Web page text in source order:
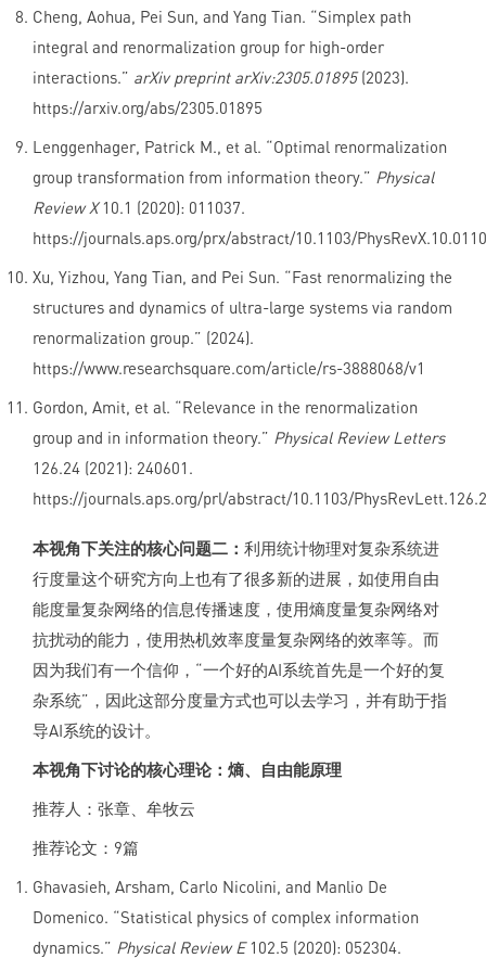
Cheng, Aohua, Pei Sun, and Yang Tian. “Simplex path
integral and renormalization group for high-order
interactions.” arXiv preprint arXiv:2305.01895(2023).
https://arxiv.org/abs/2305.01895
Lenggenhager, Patrick M., et al. “Optimal renormalization
group transformation from information theory.” Physical
Review X10.1 (2020): 011037.
https://journals.aps.org/prx/abstract/10.1103/
Xu, Yizhou, Yang Tian, and Pei Sun. “Fast renormalizing the
structures and dynamics of ultra-large systems via random
renormalization group.” (2024).
https://www.researchsquare.com/article/rs-3888068/v1
Gordon, Amit, et al. “Relevance in the renormalization
group and in information theory.” Physical Review Letters
126.24 (2021): 240601.
https://journals.aps.org/prl/abstract/10.1103/
本视角下关注的核心问题二： 利用统计物理对复杂系统进
行度量这个研究方向上也有了很多新的进展，如使用自由
能度量复杂网络的信息传播速度，使用熵度量复杂网络对
抗扰动的能力，使用热机效率度量复杂网络的效率等。而
因为我们有一个信仰，“一个好的AI系统首先是一个好的复
杂系统”，因此这部分度量方式也可以去学习，并有助于指
导AI系统的设计。
本视角下讨论的核心理论：熵、自由能原理
推荐人：张章、牟牧云
推荐论文：9篇
Ghavasieh, Arsham, Carlo Nicolini, and Manlio De
Domenico. “Statistical physics of complex information
dynamics.” Physical Review E102.5 (2020): 052304.